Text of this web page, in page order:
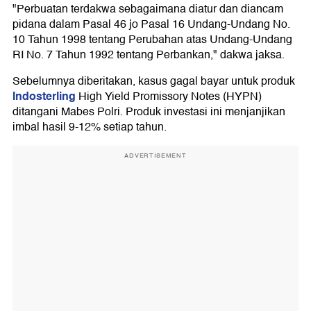
"Perbuatan terdakwa sebagaimana diatur dan diancam
pidana dalam Pasal 46 jo Pasal 16 Undang-Undang No.
10 Tahun 1998 tentang Perubahan atas Undang-Undang
RI No. 7 Tahun 1992 tentang Perbankan," dakwa jaksa.
Sebelumnya diberitakan, kasus gagal bayar untuk produk
Indosterling High Yield Promissory Notes (HYPN)
ditangani Mabes Polri. Produk investasi ini menjanjikan
imbal hasil 9-12% setiap tahun.
ADVERTISEMENT